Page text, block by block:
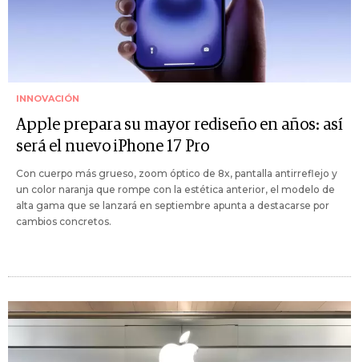
INNOVACIÓN
Apple prepara su mayor rediseño en años: así
será el nuevo iPhone 17 Pro
Con cuerpo más grueso, zoom óptico de 8x, pantalla antirreflejo y
un color naranja que rompe con la estética anterior, el modelo de
alta gama que se lanzará en septiembre apunta a destacarse por
cambios concretos.